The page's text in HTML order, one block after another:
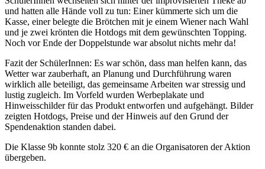
und hatten alle Hände voll zu tun: Einer kümmerte sich um die
Kasse, einer belegte die Brötchen mit je einem Wiener nach Wahl
und je zwei krönten die Hotdogs mit dem gewünschten Topping.
Noch vor Ende der Doppelstunde war absolut nichts mehr da!
Fazit der SchülerInnen: Es war schön, dass man helfen kann, das
Wetter war zauberhaft, an Planung und Durchführung waren
wirklich alle beteiligt, das gemeinsame Arbeiten war stressig und
lustig zugleich. Im Vorfeld wurden Werbeplakate und
Hinweisschilder für das Produkt entworfen und aufgehängt. Bilder
zeigten Hotdogs, Preise und der Hinweis auf den Grund der
Spendenaktion standen dabei.
Die Klasse 9b konnte stolz 320 € an die Organisatoren der Aktion
übergeben.